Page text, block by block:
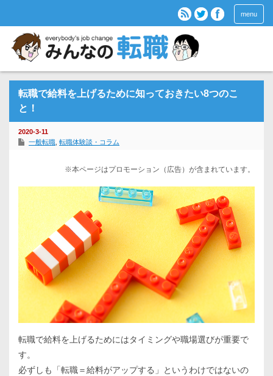
menu
転職で給料を上げるために知っておきたい8つのこ
と！
2020-3-11
一般転職 転職体験談・コラム
※本ページはプロモーション（広告）が含まれています。
転職で給料を上げるためにはタイミングや職場選びが重要で
す。
必ずしも「転職＝給料がアップする」というわけではないの